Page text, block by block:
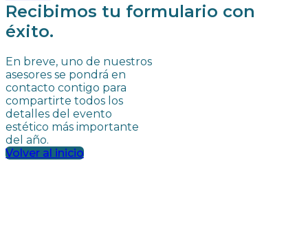
Recibimos tu formulario con
éxito.
En breve, uno de nuestros
asesores se pondrá en
contacto contigo para
compartirte todos los
detalles del evento
estético más importante
del año.
Volver al inicio